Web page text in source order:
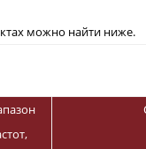
можно найти ниже.